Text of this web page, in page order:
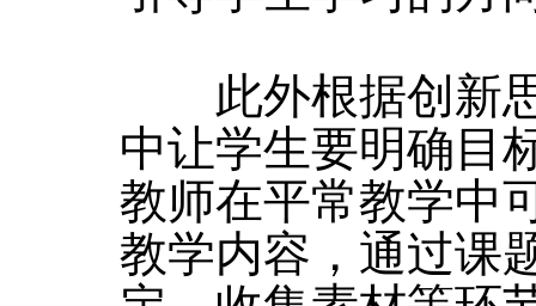
此外根据创新思
中让学生要明确目
教师在平常教学中
教学内容，通过课